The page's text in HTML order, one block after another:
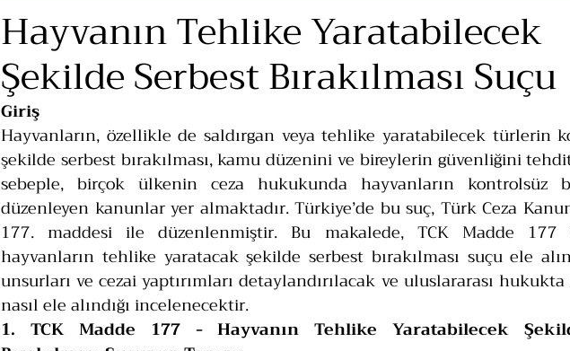
Hayvanın Tehlike Yaratabilecek
Şekilde Serbest Bırakılması Suçu
Giriş
Hayvanların, özellikle de saldırgan veya tehlike yaratabilecek türlerin
şekilde serbest bırakılması, kamu düzenini ve bireylerin güvenliğini
sebeple, birçok ülkenin ceza hukukunda hayvanların kontrolsüz
düzenleyen kanunlar yer almaktadır. Türkiye’de bu suç, Türk Ceza
177. maddesi ile düzenlenmiştir. Bu makalede, TCK Madde 177
hayvanların tehlike yaratacak şekilde serbest bırakılması suçu ele
unsurları ve cezai yaptırımları detaylandırılacak ve uluslararası
nasıl ele alındığı incelenecektir.
1. TCK Madde 177 - Hayvanın Tehlike Yaratabilecek